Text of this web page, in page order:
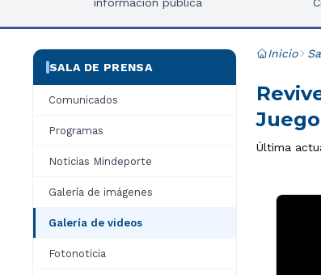
SALA DE PRENSA
Comunicados
Programas
Noticias Mindeporte
Galería de imágenes
Galería de videos
Fotonoticia
Inicio
Última